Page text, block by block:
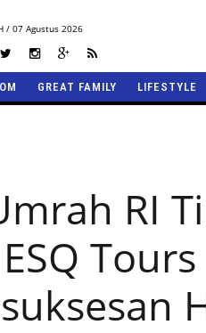
/ 07 Agustus 2026
GREAT FAMILY LIFESTYLE
RI